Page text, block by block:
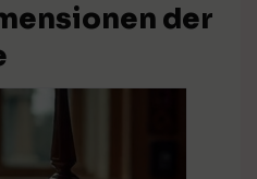
der